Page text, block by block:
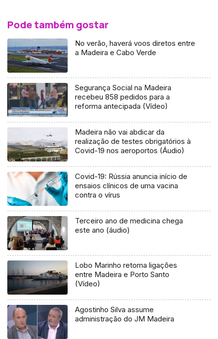
Pode também gostar
No verão, haverá voos diretos entre
a Madeira e Cabo Verde
Segurança Social na Madeira
recebeu 858 pedidos para a
reforma antecipada (Vídeo)
Madeira não vai abdicar da
realização de testes obrigatórios à
Covid-19 nos aeroportos (Áudio)
Covid-19: Rússia anuncia início de
ensaios clínicos de uma vacina
contra o vírus
Terceiro ano de medicina chega
este ano (áudio)
Lobo Marinho retoma ligações
entre Madeira e Porto Santo
(Vídeo)
Agostinho Silva assume
administração do JM Madeira